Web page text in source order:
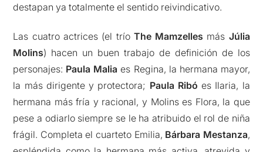
destapan ya totalmente el sentido reivindicativo.
Las cuatro actrices (el trío The Mamzelles más Júlia
Molins) hacen un buen trabajo de definición de los
personajes: Paula Malia es Regina, la hermana mayor,
la más dirigente y protectora; Paula Ribó es Ilaria, la
hermana más fría y racional, y Molins es Flora, la que
pese a odiarlo siempre se le ha atribuido el rol de niña
frágil. Completa el cuarteto Emilia, Bárbara Mestanza,